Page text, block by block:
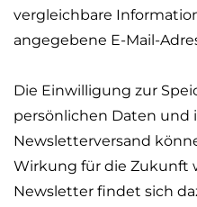
vergleichbare
angegebene E-Mail-
Die Einwilligung zur
persönlichen Daten und
Newsletterversand
Wirkung für die Zukunft
Newsletter findet sich